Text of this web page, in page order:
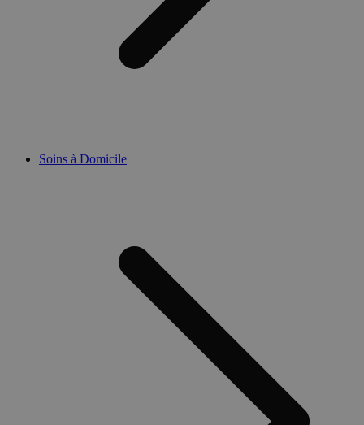
Soins à Domicile